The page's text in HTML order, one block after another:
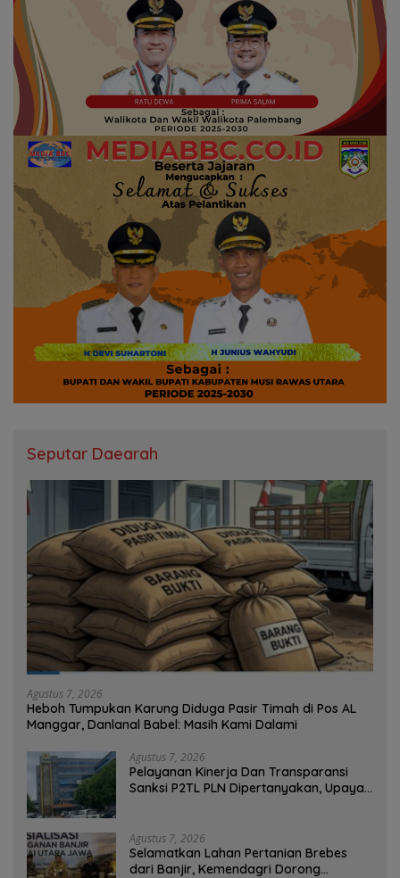
Seputar Daearah
Agustus 7, 2026
Heboh Tumpukan Karung Diduga Pasir Timah di Pos AL
Manggar, Danlanal Babel: Masih Kami Dalami
Agustus 7, 2026
Pelayanan Kinerja Dan Transparansi
Sanksi P2TL PLN Dipertanyakan, Upaya
Agustus 7, 2026
Selamatkan Lahan Pertanian Brebes
dari Banjir, Kemendagri Dorong